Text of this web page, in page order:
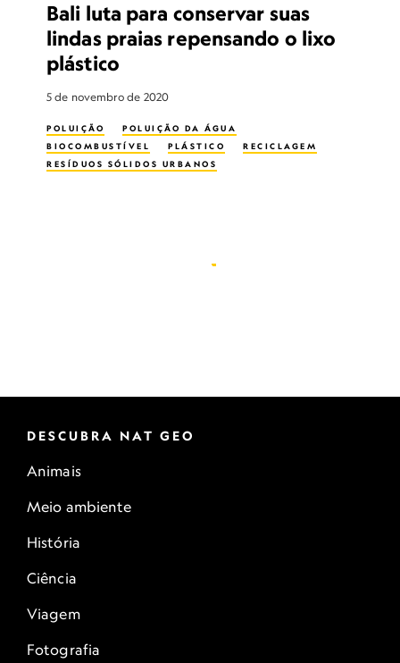
Bali luta para conservar suas
lindas praias repensando o lixo
plástico
5 de novembro de 2020
POLUIÇÃO
POLUIÇÃO DA ÁGUA
BIOCOMBUSTÍVEL
PLÁSTICO
RECICLAGEM
RESÍDUOS SÓLIDOS URBANOS
DESCUBRA NAT GEO
Animais
Meio ambiente
História
Ciência
Viagem
Fotografia